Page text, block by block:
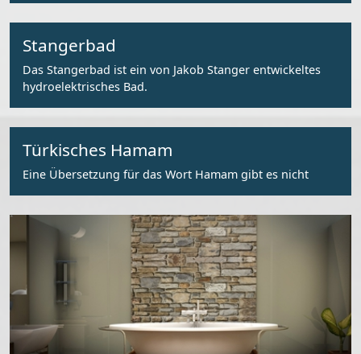
Stangerbad
Das Stangerbad ist ein von Jakob Stanger entwickeltes
hydroelektrisches Bad.
Türkisches Hamam
Eine Übersetzung für das Wort Hamam gibt es nicht